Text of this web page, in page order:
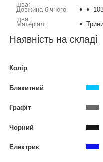
шва:
Довжина бічного
шва:
Матеріал:
Наявність на складі
Колір
Блакитний
Графіт
Чорний
Електрик